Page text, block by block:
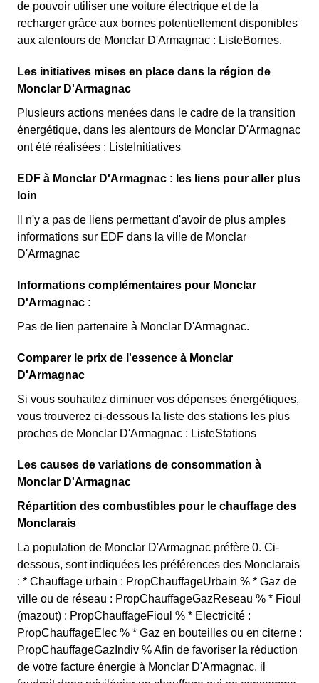
de pouvoir utiliser une voiture électrique et de la
recharger grâce aux bornes potentiellement disponibles
aux alentours de Monclar D'Armagnac : ListeBornes.
Les initiatives mises en place dans la région de
Monclar D'Armagnac
Plusieurs actions menées dans le cadre de la transition
énergétique, dans les alentours de Monclar D'Armagnac
ont été réalisées : ListeInitiatives
EDF à Monclar D'Armagnac : les liens pour aller plus
loin
Il n'y a pas de liens permettant d'avoir de plus amples
informations sur EDF dans la ville de Monclar
D'Armagnac
Informations complémentaires pour Monclar
D'Armagnac :
Pas de lien partenaire à Monclar D'Armagnac.
Comparer le prix de l'essence à Monclar
D'Armagnac
Si vous souhaitez diminuer vos dépenses énergétiques,
vous trouverez ci-dessous la liste des stations les plus
proches de Monclar D'Armagnac : ListeStations
Les causes de variations de consommation à
Monclar D'Armagnac
Répartition des combustibles pour le chauffage des
Monclarais
La population de Monclar D'Armagnac préfère 0. Ci-
dessous, sont indiquées les préférences des Monclarais
: * Chauffage urbain : PropChauffageUrbain % * Gaz de
ville ou de réseau : PropChauffageGazReseau % * Fioul
(mazout) : PropChauffageFioul % * Electricité :
PropChauffageElec % * Gaz en bouteilles ou en citerne :
PropChauffageGazIndiv % Afin de favoriser la réduction
de votre facture énergie à Monclar D'Armagnac, il